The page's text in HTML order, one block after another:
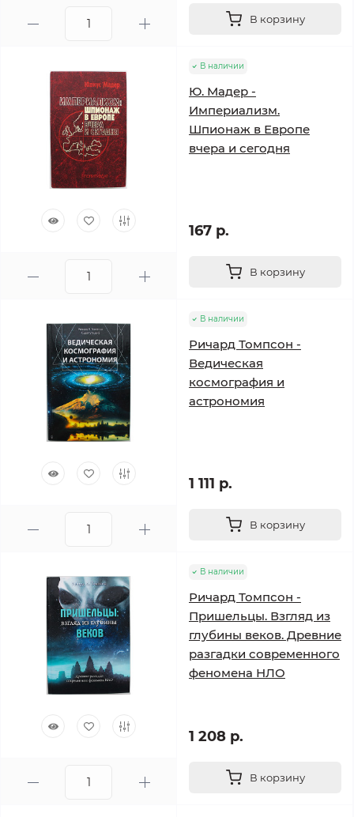
В корзину
В наличии
Ю. Мадер -
Империализм.
Шпионаж в Европе
вчера и сегодня
167 р.
В корзину
В наличии
Ричард Томпсон -
Ведическая
космография и
астрономия
1 111 р.
В корзину
В наличии
Ричард Томпсон -
Пришельцы. Взгляд из
глубины веков. Древние
разгадки современного
феномена НЛО
1 208 р.
В корзину